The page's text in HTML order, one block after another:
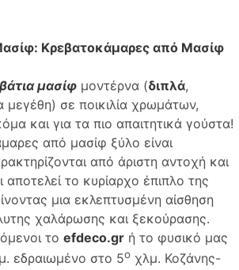
Κρεβατοκάμαρες από Μασίφ
μασίφ μοντέρνα (διπλά,
μεγέθη) σε ποικιλία χρωμάτων,
και για τα πιο απαιτητικά γούστα!
από μασίφ ξύλο είναι
από άριστη αντοχή και
αποτελεί το κυρίαρχο έπιπλο της
μια εκλεπτυσμένη αίσθηση
χαλάρωσης και ξεκούρασης.
το efdeco.gr ή το φυσικό μας
εδραιωμένο στο 5ο χλμ. Κοζάνης-